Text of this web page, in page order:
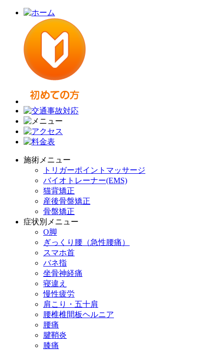
施術メニュー
トリガーポイントマッサージ
バイオトレーナー(EMS)
猫背矯正
産後骨盤矯正
骨盤矯正
症状別メニュー
O脚
ぎっくり腰（急性腰痛）
スマホ首
バネ指
坐骨神経痛
寝違え
慢性疲労
肩こり・五十肩
腰椎椎間板ヘルニア
腰痛
腱鞘炎
膝痛